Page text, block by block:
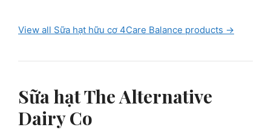
View all Sữa hạt hữu cơ 4Care Balance products →
Sữa hạt The Alternative
Dairy Co